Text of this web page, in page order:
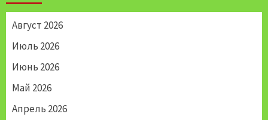
Август 2026
Июль 2026
Июнь 2026
Май 2026
Апрель 2026